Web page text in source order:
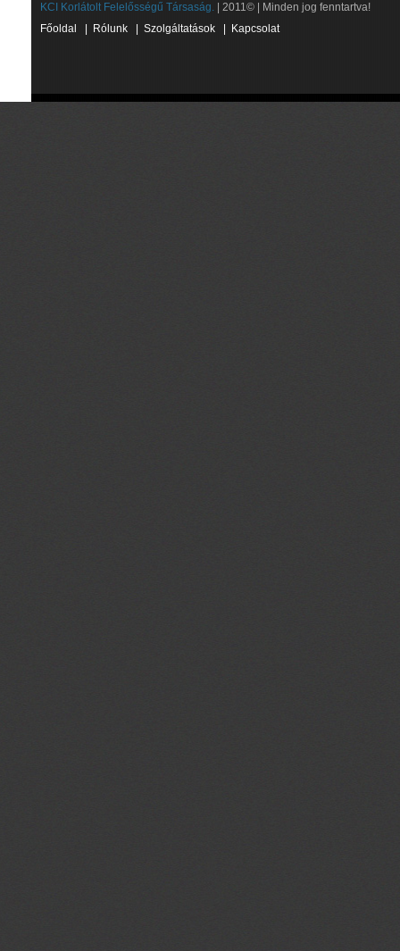
KCI Korlátolt Felelősségű Társaság. | 2011© | Minden jog fenntartva!
Főoldal
Rólunk Szolgáltatások Kapcsolat